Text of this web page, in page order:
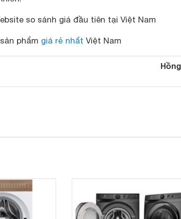
so sánh giá đầu tiên tại Việt Nam
phẩm giá rẻ nhất Việt Nam